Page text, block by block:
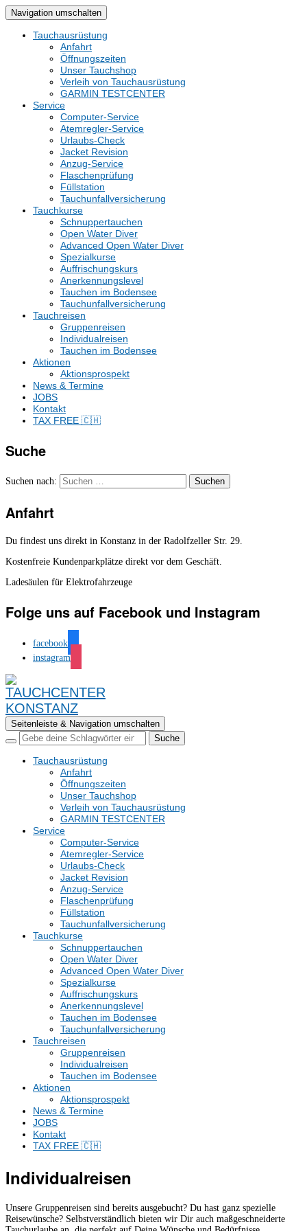
Navigation umschalten
Tauchausrüstung
Anfahrt
Öffnungszeiten
Unser Tauchshop
Verleih von Tauchausrüstung
GARMIN TESTCENTER
Service
Computer-Service
Atemregler-Service
Urlaubs-Check
Jacket Revision
Anzug-Service
Flaschenprüfung
Füllstation
Tauchunfallversicherung
Tauchkurse
Schnuppertauchen
Open Water Diver
Advanced Open Water Diver
Spezialkurse
Auffrischungskurs
Anerkennungslevel
Tauchen im Bodensee
Tauchunfallversicherung
Tauchreisen
Gruppenreisen
Individualreisen
Tauchen im Bodensee
Aktionen
Aktionsprospekt
News & Termine
JOBS
Kontakt
TAX FREE 🇨🇭
Suche
Suchen nach:
Anfahrt
Du findest uns direkt in Konstanz in der Radolfzeller Str. 29.
Kostenfreie Kundenparkplätze direkt vor dem Geschäft.
Ladesäulen für Elektrofahrzeuge
Folge uns auf Facebook und Instagram
facebook
instagram
Seitenleiste & Navigation umschalten
Tauchausrüstung
Anfahrt
Öffnungszeiten
Unser Tauchshop
Verleih von Tauchausrüstung
GARMIN TESTCENTER
Service
Computer-Service
Atemregler-Service
Urlaubs-Check
Jacket Revision
Anzug-Service
Flaschenprüfung
Füllstation
Tauchunfallversicherung
Tauchkurse
Schnuppertauchen
Open Water Diver
Advanced Open Water Diver
Spezialkurse
Auffrischungskurs
Anerkennungslevel
Tauchen im Bodensee
Tauchunfallversicherung
Tauchreisen
Gruppenreisen
Individualreisen
Tauchen im Bodensee
Aktionen
Aktionsprospekt
News & Termine
JOBS
Kontakt
TAX FREE 🇨🇭
Individualreisen
Unsere Gruppenreisen sind bereits ausgebucht? Du hast ganz spezielle
Reisewünsche? Selbstverständlich bieten wir Dir auch maßgeschneiderte